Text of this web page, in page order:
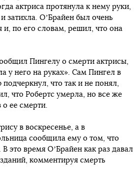
актриса протянула к нему руки,
затихла. ОʼБрайен был очень
по его словам, решил, что она
Пингелу о смерти актрисы,
у него на руках». Сам Пингел в
что так и не понял,
что Робертс умерла, но все же
ее смерти.
в воскресенье, а в
сообщила ему о том, что
это время ОʼБрайен как раз давал
комментируя смерть